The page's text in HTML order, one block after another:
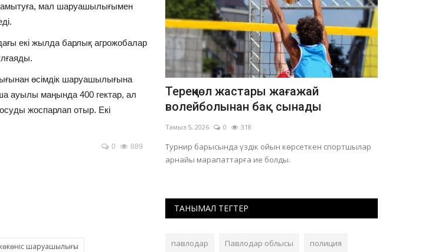
дамытуға, мал шаруашылығымен
екі жылда барлық агрожобалар
өсімдік шаруашылығына
ауылы маңында 400 гектар, ал
жоспарлап отыр. Екі
0 889
көкөніс шаруашылығы
100 шақырымға жуық
жатыр
ауылішілік жолдарда жүргізілуде.
Тереңкөл жастары жағажай
волейболынан бақ сынады
Тамыз 5, 2026 0 318
Турнир барысында үздік ойын көрсеткен спортшылар
арнайы марапаттарға ие болды.
ТАНЫМАЛ ТЕГТЕР
павлодар Павлодар облысы полиция